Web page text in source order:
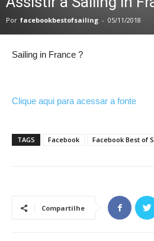
Por facebookbestofsailing - 05/11/2018
Sailing in France ?
Clique aqui para acessar a fonte
TAGS Facebook Facebook Best of
Compartilhe